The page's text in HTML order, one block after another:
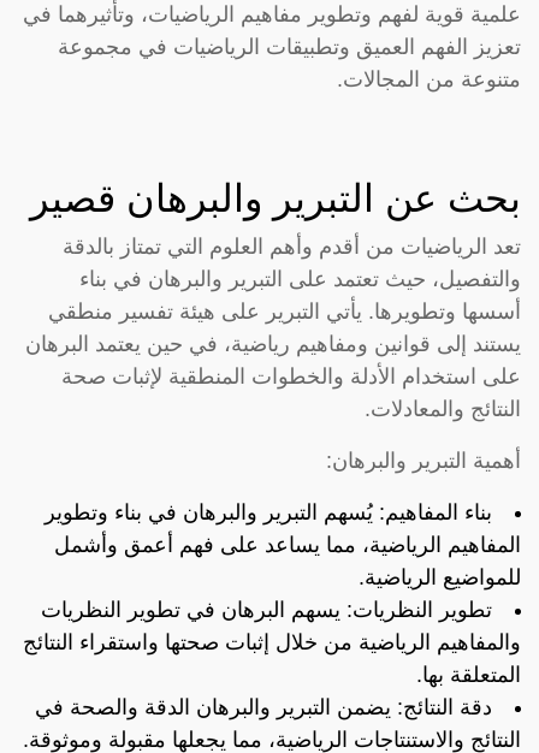
علمية قوية لفهم وتطوير مفاهيم الرياضيات، وتأثيرهما في
تعزيز الفهم العميق وتطبيقات الرياضيات في مجموعة
متنوعة من المجالات.
بحث عن التبرير والبرهان قصير
تعد الرياضيات من أقدم وأهم العلوم التي تمتاز بالدقة
والتفصيل، حيث تعتمد على التبرير والبرهان في بناء
أسسها وتطويرها. يأتي التبرير على هيئة تفسير منطقي
يستند إلى قوانين ومفاهيم رياضية، في حين يعتمد البرهان
على استخدام الأدلة والخطوات المنطقية لإثبات صحة
النتائج والمعادلات.
أهمية التبرير والبرهان:
بناء المفاهيم: يُسهم التبرير والبرهان في بناء وتطوير
المفاهيم الرياضية، مما يساعد على فهم أعمق وأشمل
للمواضيع الرياضية.
تطوير النظريات: يسهم البرهان في تطوير النظريات
والمفاهيم الرياضية من خلال إثبات صحتها واستقراء النتائج
المتعلقة بها.
دقة النتائج: يضمن التبرير والبرهان الدقة والصحة في
النتائج والاستنتاجات الرياضية، مما يجعلها مقبولة وموثوقة.